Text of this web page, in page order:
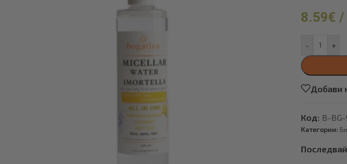
8.59€ /
- +
Добави
Код: B-
Категории: